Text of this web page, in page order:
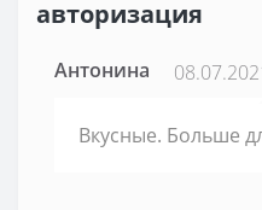
авторизация
Антонина
Вкусные. Больше